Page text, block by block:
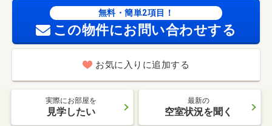
無料・簡単2項目！
この物件にお問い合わせする
お気に入りに追加する
実際にお部屋を
見学したい
最新の
空室状況を聞く